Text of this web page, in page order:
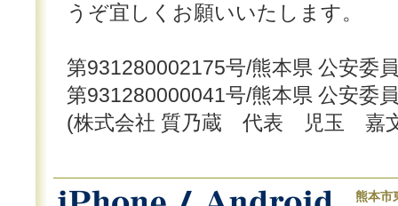
うぞ宜しくお願いいたします。
第931280002175号/熊本県 公安委
第931280000041号/熊本県 公安委
(株式会社 質乃蔵 代表 児玉 嘉
熊本市